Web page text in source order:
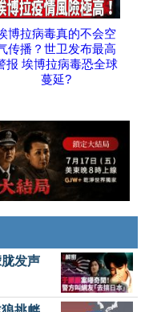
博拉病毒真的不会空
传播？世卫发布最高
报 埃博拉病毒恐全球
蔓延?
发声